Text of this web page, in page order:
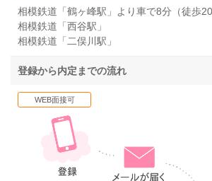
相模鉄道「鶴ヶ峰駅」より車で8分（徒歩20
相模鉄道「西谷駅」
相模鉄道「二俣川駅」
登録から内定までの流れ
WEB面接可